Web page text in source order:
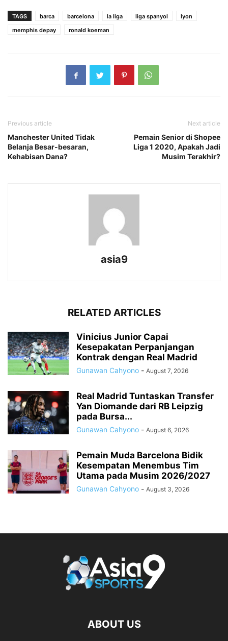
TAGS barca barcelona la liga liga spanyol
lyon
memphis depay
ronald koeman
Previous article
Manchester United Tidak
Belanja Besar-besaran,
Kehabisan Dana?
Next article
Pemain Senior di Shopee
Liga 1 2020, Apakah Jadi
Musim Terakhir?
asia9
RELATED ARTICLES
Vinicius Junior Capai
Kesepakatan Perpanjangan
Kontrak dengan Real Madrid
Gunawan Cahyono - August 7, 2026
Real Madrid Tuntaskan Transfer
Yan Diomande dari RB Leipzig
pada Bursa...
Gunawan Cahyono - August 6, 2026
Pemain Muda Barcelona Bidik
Kesempatan Menembus Tim
Utama pada Musim 2026/2027
Gunawan Cahyono - August 3, 2026
ABOUT US